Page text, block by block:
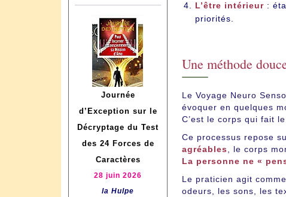
L’être intérieur :
priorités.
Une méthode
Le Voyage Neuro
évoquer en quelques
C’est le corps qui fait le
Ce processus repose
agréables
, le corps
La personne ne «
Le praticien agit comme
odeurs, les sons, les
Journée
d’Exception sur le
Décryptage du Test
des 24 Forces de
Caractères
28 juin 2026
la Hulpe